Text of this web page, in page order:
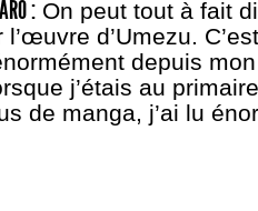
:On peut tout à fait
d’Umezu.
depuis
j’étais au
de manga, j’ai lu